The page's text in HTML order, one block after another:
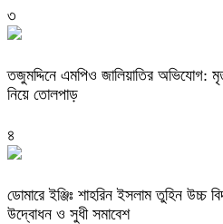
৩
তজুমদ্দিনে এমপিও জালিয়াতির অভিযোগ:
নিয়ে তোলপাড়
৪
ডোমারে ইঞ্জিঃ শাহরিন ইসলাম তুহিন উচ্চ
উদ্বোধন ও সুধী সমাবেশ